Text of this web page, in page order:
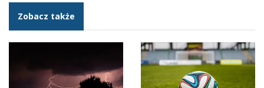
Zobacz także